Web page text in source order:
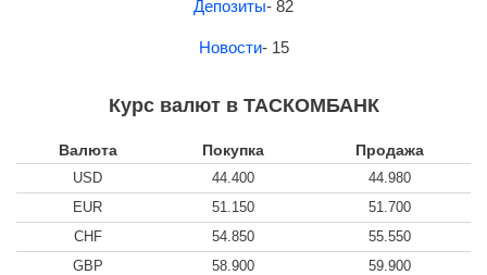
Депозиты- 82
Новости- 15
Курс валют в ТАСКОМБАНК
Валюта Покупка Продажа
USD 44.400
44.980
EUR
51.150
51.700
CHF
54.850
55.550
GBP
58.900 59.900